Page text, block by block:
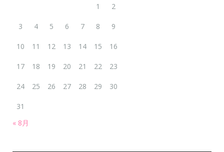
1 2
3 4 5 6 7 8 9
10 11 12 13 14 15 16
17 18 19 20 21 22 23
24 25 26 27 28 29 30
31
« 8月